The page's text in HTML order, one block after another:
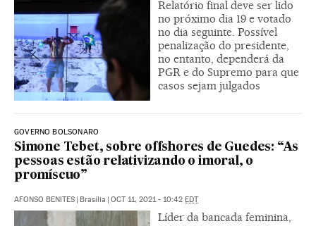
Relatório final deve ser lido
no próximo dia 19 e votado
no dia seguinte. Possível
penalização do presidente,
no entanto, dependerá da
PGR e do Supremo para que
casos sejam julgados
GOVERNO BOLSONARO
Simone Tebet, sobre offshores de Guedes: “As
pessoas estão relativizando o imoral, o
promíscuo”
AFONSO BENITES | Brasília | OCT 11, 2021 - 10:42 EDT
Líder da bancada feminina,